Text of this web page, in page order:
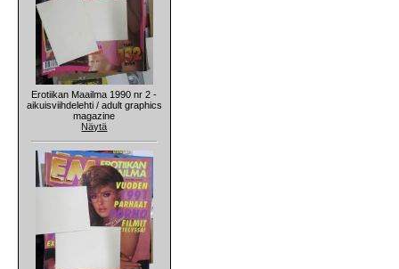
Erotiikan Maailma 1990 nr 2 -
aikuisviihdelehti / adult graphics
magazine
Näytä